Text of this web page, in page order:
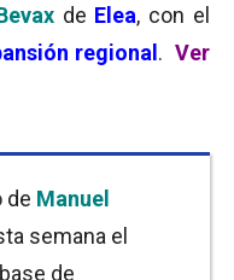
de Elea, con el
regional . Ver
de Manuel
semana el
de